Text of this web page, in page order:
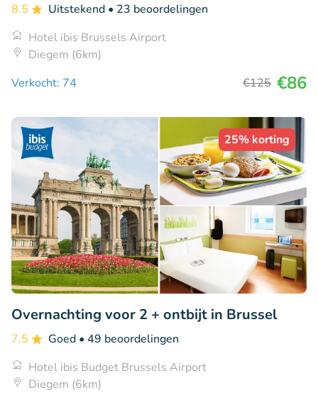
8.5 Uitstekend • 23 beoordelingen
Hotel ibis Brussels Airport
Diegem (6km)
Verkocht: 74
€125 €86
25% korting
Overnachting voor 2 + ontbijt in Brussel
7.5 Goed • 49 beoordelingen
Hotel ibis Budget Brussels Airport
Diegem (6km)